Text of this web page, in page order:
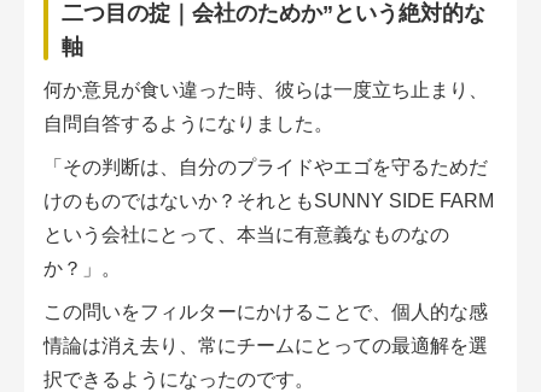
二つ目の掟｜会社のためか”という絶対的な
軸
何か意見が食い違った時、彼らは一度立ち止まり、
自問自答するようになりました。
「その判断は、自分のプライドやエゴを守るためだ
けのものではないか？それともSUNNY SIDE FARM
という会社にとって、本当に有意義なものなの
か？」。
この問いをフィルターにかけることで、個人的な感
情論は消え去り、常にチームにとっての最適解を選
択できるようになったのです。